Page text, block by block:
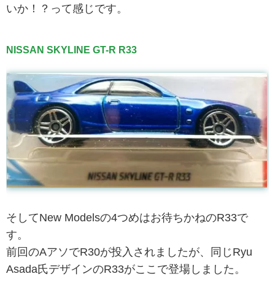
いか！？って感じです。
NISSAN SKYLINE GT-R R33
そしてNew Modelsの4つめはお待ちかねのR33で
す。
前回のAアソでR30が投入されましたが、同じRyu
Asada氏デザインのR33がここで登場しました。